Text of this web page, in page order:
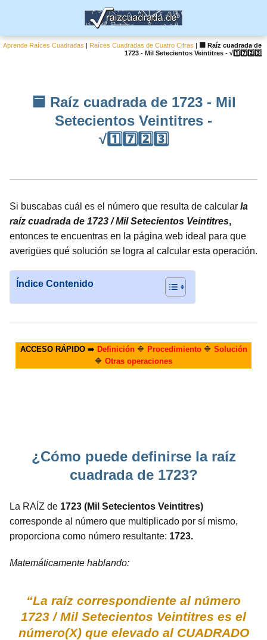
Aprende Raíces Cuadradas | Raíces Cuadradas de Cuatro Cifras |
🟦 Raíz cuadrada de
1723 - Mil Setecientos Veintitres - √1️⃣7️⃣2️⃣3️⃣
🟦 Raíz cuadrada de 1723 - Mil
Setecientos Veintitres -
√1️⃣7️⃣2️⃣3️⃣
Si buscabas cuál es el número que resulta de calcular la
raíz cuadrada de 1723 / Mil Setecientos Veintitres,
entonces te encuentras en la página web ideal para que
averigües qué solución se logra al calcular esta operación.
Índice Contenido
ACCESO RÁPIDO➡️ Definición🔷 Procedimiento🔷 Solución
🔷 Otras operaciones
¿Cómo puede definirse la raíz
cuadrada de 1723?
La RAÍZ de 1723 (Mil Setecientos Veintitres)
corresponde al número que multiplicado por sí mismo,
proporciona como número resultante: 1723.
Matemáticamente hablando:
“La raíz correspondiente al número
1723 / Mil Setecientos Veintitres es el
número(X) que elevado al CUADRADO